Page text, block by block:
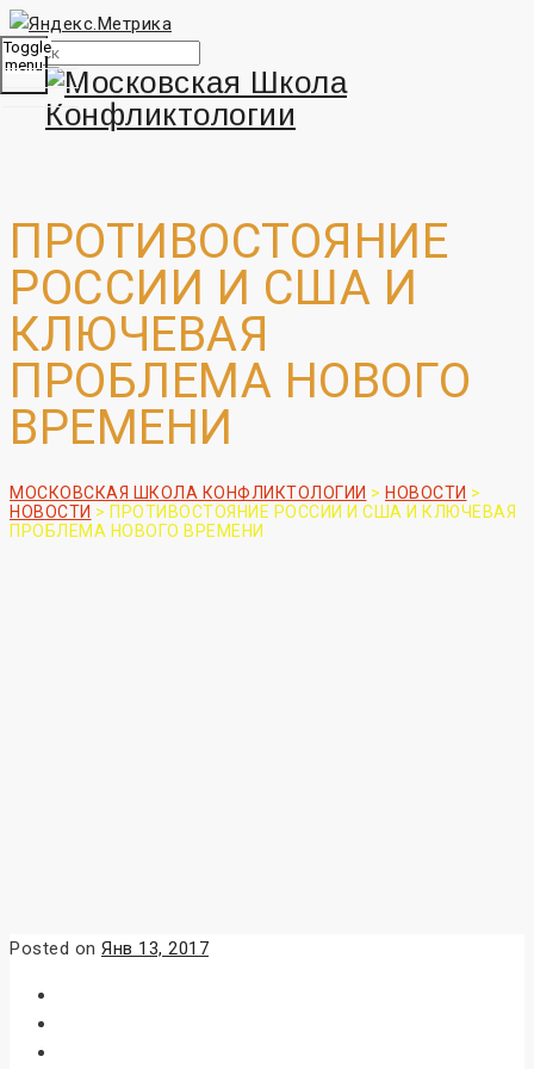
Toggle
menu
ПРОТИВОСТОЯНИЕ
РОССИИ И США И
КЛЮЧЕВАЯ
ПРОБЛЕМА НОВОГО
ВРЕМЕНИ
МОСКОВСКАЯ ШКОЛА КОНФЛИКТОЛОГИИ > НОВОСТИ >
НОВОСТИ > ПРОТИВОСТОЯНИЕ РОССИИ И США И КЛЮЧЕВАЯ
ПРОБЛЕМА НОВОГО ВРЕМЕНИ
Posted on Янв 13, 2017